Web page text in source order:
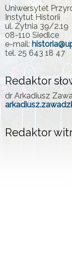
Uniwersytet
Instytut Historii
ul. Żytnia 39/2.19
08-110 Siedlce
e-mail:
tel. 25 643 18 47
Redaktor
dr Arkadiusz
Redaktor